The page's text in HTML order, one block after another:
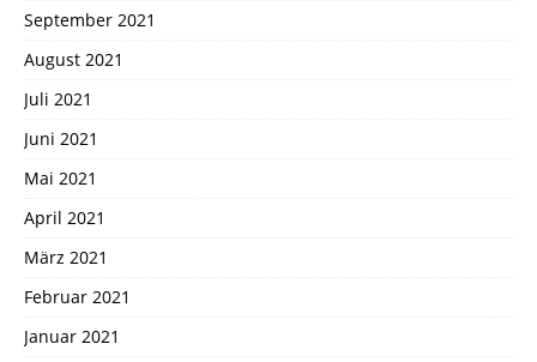
September 2021
August 2021
Juli 2021
Juni 2021
Mai 2021
April 2021
März 2021
Februar 2021
Januar 2021